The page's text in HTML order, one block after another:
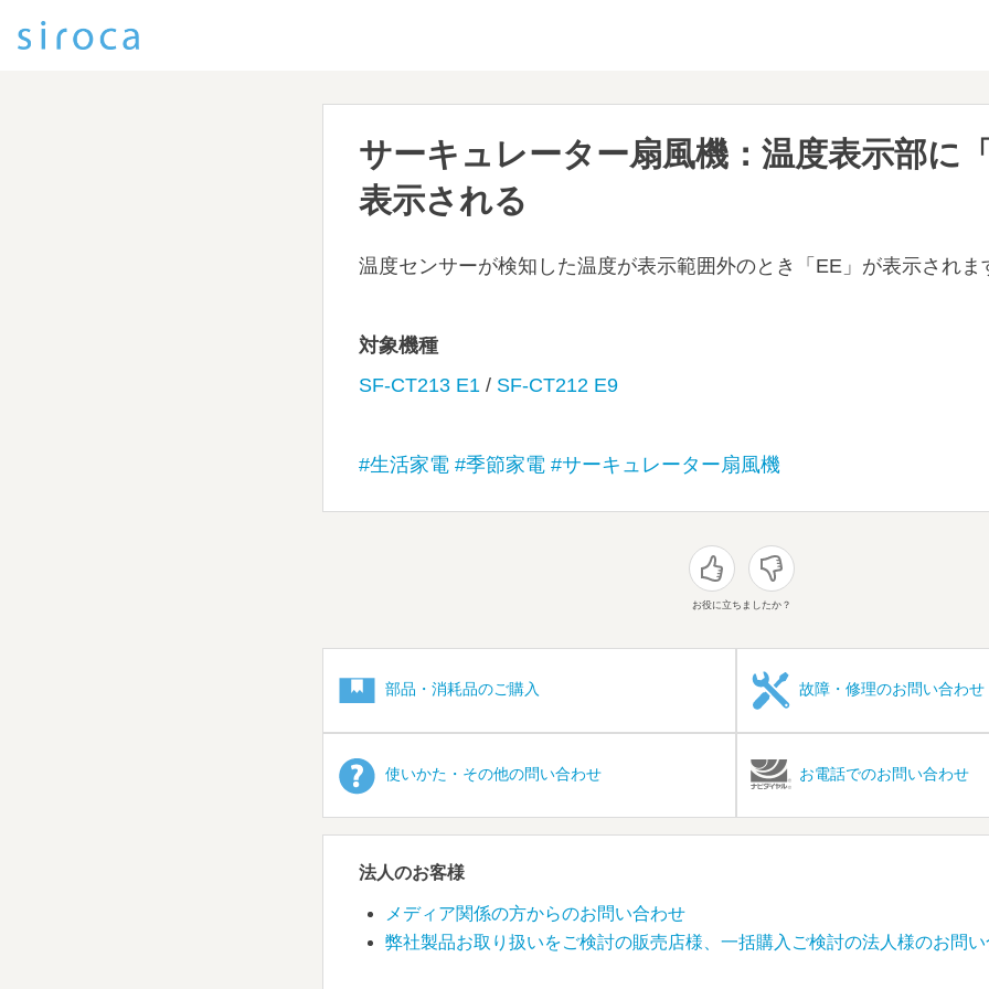
サーキュレーター扇風機：温度表示部に
表示される
温度センサーが検知した温度が表示範囲外のとき「EE」が表示されま
対象機種
SF-CT213 E1 / SF-CT212 E9
#生活家電 #季節家電 #サーキュレーター扇風機
お役に立ちましたか？
部品・消耗品のご購入 故障・修理のお問い合わせ
使いかた・その他の問い合わせ お電話でのお問い合わせ
法人のお客様
メディア関係の方からのお問い合わせ
弊社製品お取り扱いをご検討の販売店様、一括購入ご検討の法人様のお問